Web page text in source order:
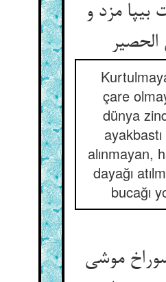
مزد و
çare
dünya
ayakbastı
alınmayan,
dayağı
bucağı
سوراخ موشی